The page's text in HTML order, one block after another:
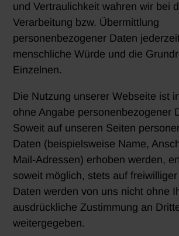
und Vertraulichkeit wahren wir bei
Verarbeitung bzw. Übermittlung
personenbezogener Daten
menschliche Würde und die
Einzelnen.
Die Nutzung unserer Webseite ist
ohne Angabe personenbezogener
Soweit auf unseren Seiten
Daten (beispielsweise Name,
Mail-Adressen) erhoben werden,
soweit möglich, stets auf
Daten werden von uns nicht ohne
ausdrückliche Zustimmung an
weitergegeben.